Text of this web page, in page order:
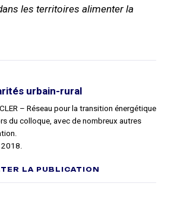
les territoires alimenter la
urbain-rural
– Réseau pour la transition énergétique
du colloque, avec de nombreux autres
2018.
LA PUBLICATION